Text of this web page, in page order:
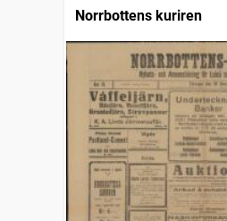
Norrbottens kuriren